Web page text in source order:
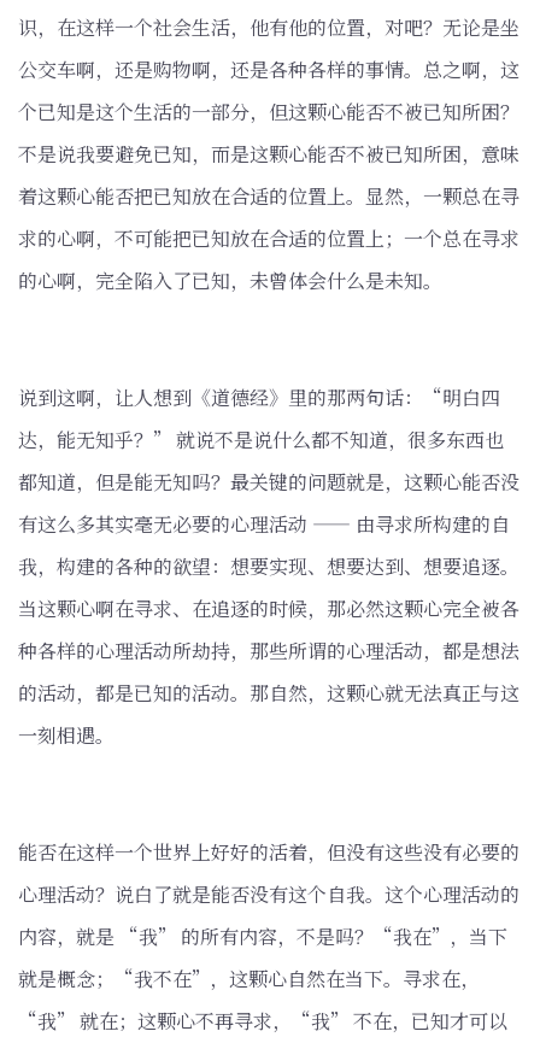
识，在这样一个社会生活，他有他的位置，对吧？无论是坐
公交车啊，还是购物啊，还是各种各样的事情。总之啊，这
个已知是这个生活的一部分，但这颗心能否不被已知所困？
不是说我要避免已知，而是这颗心能否不被已知所困，意味
着这颗心能否把已知放在合适的位置上。显然，一颗总在寻
求的心啊，不可能把已知放在合适的位置上；一个总在寻求
的心啊，完全陷入了已知，未曾体会什么是未知。
说到这啊，让人想到《道德经》里的那两句话：“明白四
达，能无知乎？” 就说不是说什么都不知道，很多东西也
都知道，但是能无知吗？最关键的问题就是，这颗心能否没
有这么多其实毫无必要的心理活动 —— 由寻求所构建的自
我，构建的各种的欲望：想要实现、想要达到、想要追逐。
当这颗心啊在寻求、在追逐的时候，那必然这颗心完全被各
种各样的心理活动所劫持，那些所谓的心理活动，都是想法
的活动，都是已知的活动。那自然，这颗心就无法真正与这
一刻相遇。
能否在这样一个世界上好好的活着，但没有这些没有必要的
心理活动？说白了就是能否没有这个自我。这个心理活动的
内容，就是 “我” 的所有内容，不是吗？“我在”，当下
就是概念；“我不在”，这颗心自然在当下。寻求在，
“我” 就在；这颗心不再寻求，“我” 不在，已知才可以